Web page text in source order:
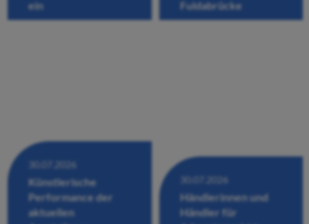
ein
Fuldabrücke
30.07.2026
Künstlerische
Performance der
aktuellen
30.07.2026
Händlerinnen und
Händler für